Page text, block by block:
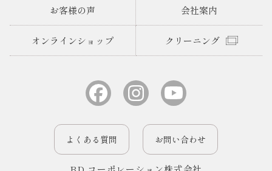
お客様の声 会社案内
オンラインショップ クリーニング
よくある質問 お問い合わせ